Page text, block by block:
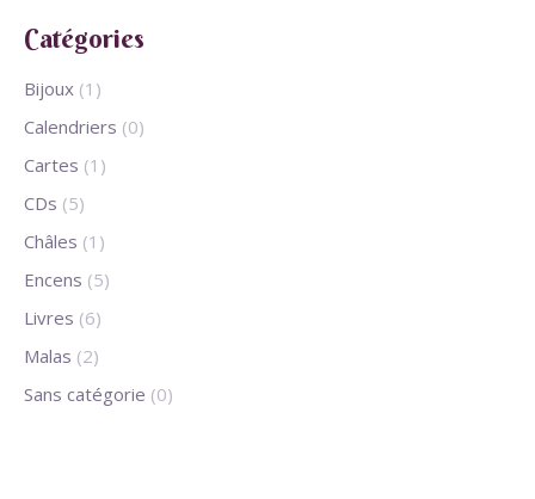
Catégories
Bijoux (1)
Calendriers (0)
Cartes (1)
CDs (5)
Châles (1)
Encens (5)
Livres (6)
Malas (2)
Sans catégorie (0)